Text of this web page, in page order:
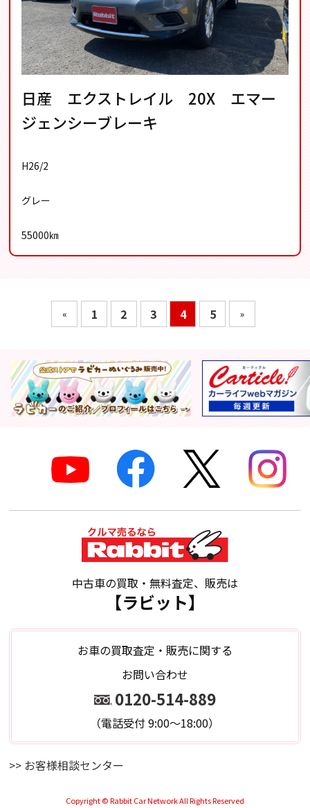
日産 エクストレイル 20X エマー
ジェンシーブレーキ
H26/2
グレー
55000㎞
« 1 2 3 4 5 »
中古車の買取・無料査定、販売は
【ラビット】
お車の買取査定・販売に関する
お問い合わせ
0120-514-889
（電話受付 9:00～18:00）
>> お客様相談センター
Copyright © Rabbit Car Network All Rights Reserved